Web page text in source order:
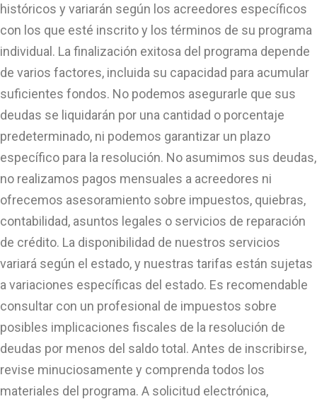
históricos y variarán según los acreedores específicos
con los que esté inscrito y los términos de su programa
individual. La finalización exitosa del programa depende
de varios factores, incluida su capacidad para acumular
suficientes fondos. No podemos asegurarle que sus
deudas se liquidarán por una cantidad o porcentaje
predeterminado, ni podemos garantizar un plazo
específico para la resolución. No asumimos sus deudas,
no realizamos pagos mensuales a acreedores ni
ofrecemos asesoramiento sobre impuestos, quiebras,
contabilidad, asuntos legales o servicios de reparación
de crédito. La disponibilidad de nuestros servicios
variará según el estado, y nuestras tarifas están sujetas
a variaciones específicas del estado. Es recomendable
consultar con un profesional de impuestos sobre
posibles implicaciones fiscales de la resolución de
deudas por menos del saldo total. Antes de inscribirse,
revise minuciosamente y comprenda todos los
materiales del programa. A solicitud electrónica,